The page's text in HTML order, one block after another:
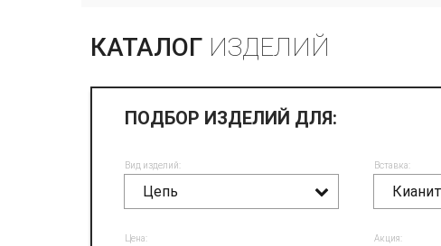
КАТАЛОГ ИЗДЕЛИЙ
ПОДБОР ИЗДЕЛИЙ ДЛЯ:
Вид изделий:
Цепь
Вставка:
Цена: Акция: